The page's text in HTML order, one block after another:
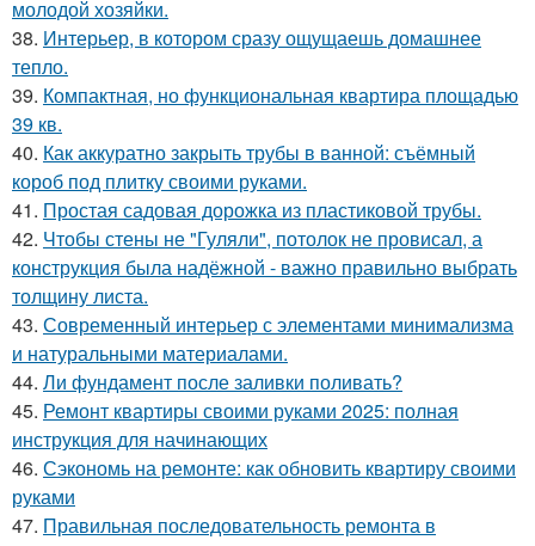
молодой хозяйки.
38. Интерьер, в котором сразу ощущаешь домашнее
тепло.
39. Компактная, но функциональная квартира площадью
39 кв.
40. Как аккуратно закрыть трубы в ванной: съёмный
короб под плитку своими руками.
41. Простая садовая дорожка из пластиковой трубы.
42. Чтобы стены не "Гуляли", потолок не провисал, а
конструкция была надёжной - важно правильно выбрать
толщину листа.
43. Современный интерьер с элементами минимализма
и натуральными материалами.
44. Ли фундамент после заливки поливать?
45. Ремонт квартиры своими руками 2025: полная
инструкция для начинающих
46. Сэкономь на ремонте: как обновить квартиру своими
руками
47. Правильная последовательность ремонта в